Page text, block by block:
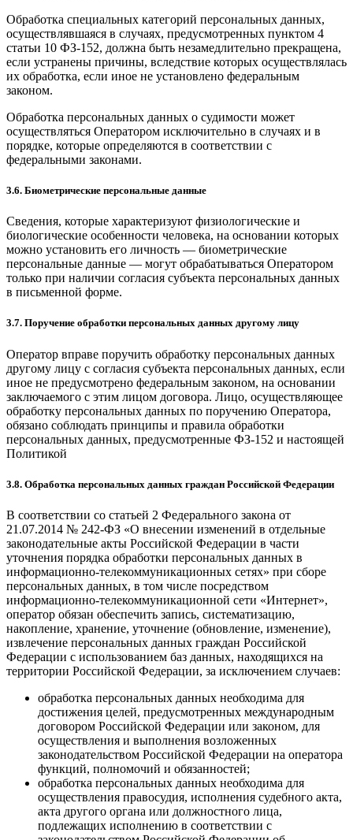
Обработка специальных категорий персональных данных,
осуществлявшаяся в случаях, предусмотренных пунктом 4
статьи 10 ФЗ-152, должна быть незамедлительно прекращена,
если устранены причины, вследствие которых осуществлялась
их обработка, если иное не установлено федеральным
законом.
Обработка персональных данных о судимости может
осуществляться Оператором исключительно в случаях и в
порядке, которые определяются в соответствии с
федеральными законами.
3.6. Биометрические персональные данные
Сведения, которые характеризуют физиологические и
биологические особенности человека, на основании которых
можно установить его личность — биометрические
персональные данные — могут обрабатываться Оператором
только при наличии согласия субъекта персональных данных
в письменной форме.
3.7. Поручение обработки персональных данных другому лицу
Оператор вправе поручить обработку персональных данных
другому лицу с согласия субъекта персональных данных, если
иное не предусмотрено федеральным законом, на основании
заключаемого с этим лицом договора. Лицо, осуществляющее
обработку персональных данных по поручению Оператора,
обязано соблюдать принципы и правила обработки
персональных данных, предусмотренные ФЗ-152 и настоящей
Политикой
3.8. Обработка персональных данных граждан Российской Федерации
В соответствии со статьей 2 Федерального закона от
21.07.2014 № 242-ФЗ «О внесении изменений в отдельные
законодательные акты Российской Федерации в части
уточнения порядка обработки персональных данных в
информационно-телекоммуникационных сетях» при сборе
персональных данных, в том числе посредством
информационно-телекоммуникационной сети «Интернет»,
оператор обязан обеспечить запись, систематизацию,
накопление, хранение, уточнение (обновление, изменение),
извлечение персональных данных граждан Российской
Федерации с использованием баз данных, находящихся на
территории Российской Федерации, за исключением случаев:
обработка персональных данных необходима для
достижения целей, предусмотренных международным
договором Российской Федерации или законом, для
осуществления и выполнения возложенных
законодательством Российской Федерации на оператора
функций, полномочий и обязанностей;
обработка персональных данных необходима для
осуществления правосудия, исполнения судебного акта,
акта другого органа или должностного лица,
подлежащих исполнению в соответствии с